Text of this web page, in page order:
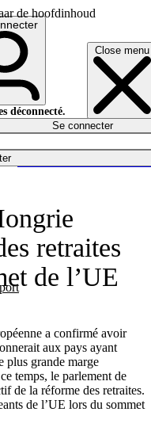
de hoofdinhoud
Close menu
déconnecté.
Se connecter
retraites
de l’UE
a confirmé avoir
aux pays ayant
plus grande marge
temps, le parlement de
de la réforme des retraites.
de l’UE lors du sommet